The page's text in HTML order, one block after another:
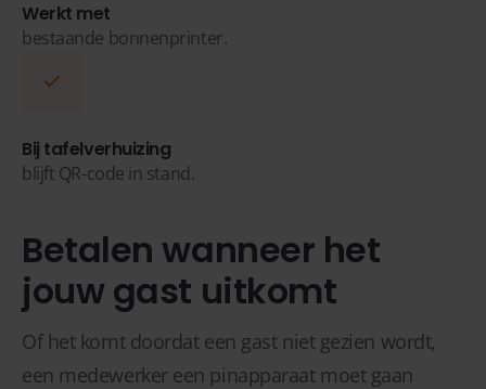
Werkt met
bestaande bonnenprinter.
Bij tafelverhuizing
blijft QR-code in stand.
Betalen wanneer het
jouw gast uitkomt
Of het komt doordat een gast niet gezien wordt,
een medewerker een pinapparaat moet gaan